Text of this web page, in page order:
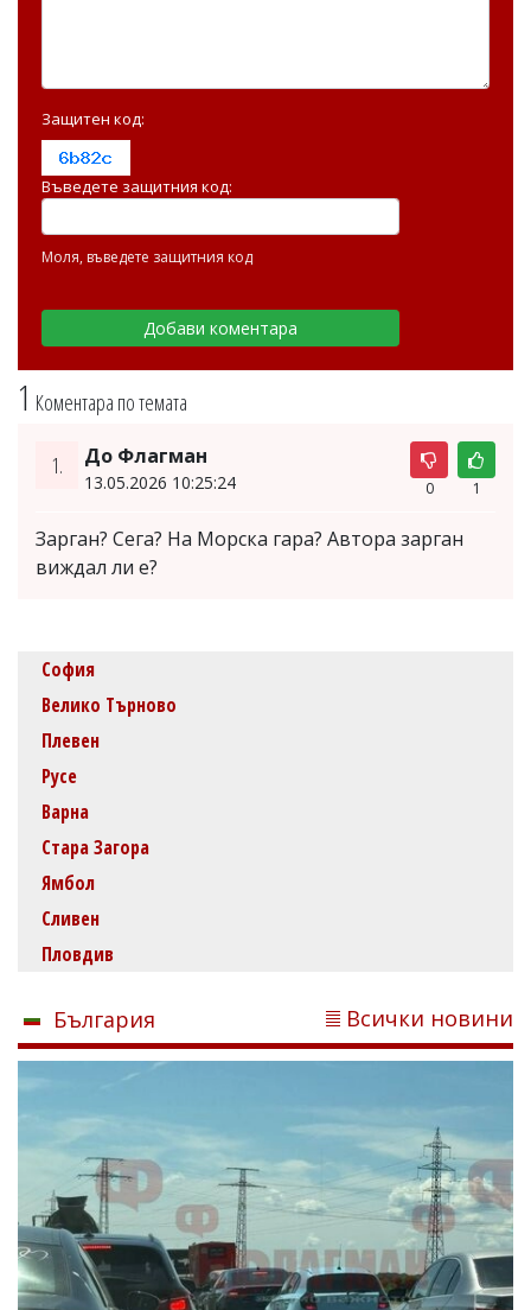
1 Коментара по темата
1. До Флагман
13.05.2026 10:25:24 0 1
Зарган? Сега? На Морска гара? Автора зарган
виждал ли е?
Защитен код:
Въведете защитния код:
Моля, въведете защитния код
София
Велико Търново
Плевен
Русе
Варна
Стара Загора
Ямбол
Сливен
Пловдив
България Всички новини